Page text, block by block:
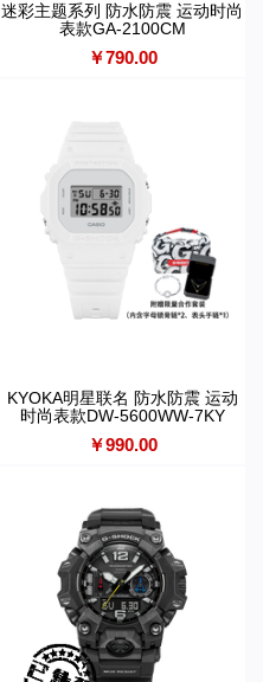
迷彩主题系列 防水防震 运动时尚
表款GA-2100CM
￥790.00
KYOKA明星联名 防水防震 运动
时尚表款DW-5600WW-7KY
￥990.00